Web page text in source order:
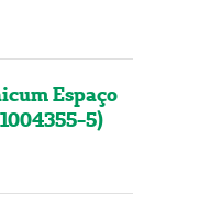
Espaço
5)